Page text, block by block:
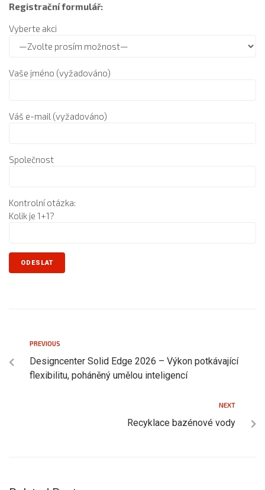
Registrační formulář:
Vyberte akci
Vaše jméno (vyžadováno)
Váš e-mail (vyžadováno)
Společnost
Kontrolní otázka:
Kolik je 1+1?
PREVIOUS
Designcenter Solid Edge 2026 – Výkon potkávající
flexibilitu, poháněný umělou inteligencí
NEXT
Recyklace bazénové vody